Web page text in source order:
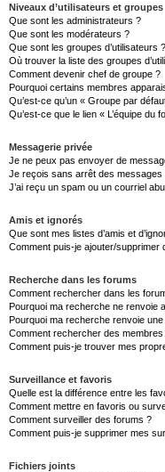
Niveaux d’utilisateurs et groupes
Que sont les administrateurs ?
Que sont les modérateurs ?
Que sont les groupes d’utilisateurs ?
Où trouver la liste des groupes
Comment devenir chef de groupe ?
Pourquoi certains membres
Qu’est-ce qu’un « Groupe par
Qu’est-ce que le lien « L’équipe du
Messagerie privée
Je ne peux pas envoyer de
Je reçois sans arrêt des messages
J’ai reçu un spam ou un courriel
Amis et ignorés
Que sont mes listes d’amis et
Comment puis-je ajouter/supprimer
Recherche dans les forums
Comment rechercher dans les
Pourquoi ma recherche ne renvoie
Pourquoi ma recherche renvoie
Comment rechercher des membres
Comment puis-je trouver mes
Surveillance et favoris
Quelle est la différence entre les
Comment mettre en favoris ou
Comment surveiller des forums ?
Comment puis-je supprimer mes
Fichiers joints